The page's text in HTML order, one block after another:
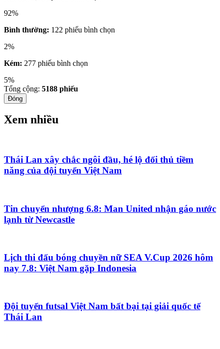
92%
Bình thường: 122 phiếu bình chọn
2%
Kém: 277 phiếu bình chọn
5%
Tổng cộng: 5188 phiếu
Đóng
Xem nhiều
Thái Lan xây chắc ngôi đầu, hé lộ đối thủ tiềm
năng của đội tuyển Việt Nam
Tin chuyển nhượng 6.8: Man United nhận gáo nước
lạnh từ Newcastle
Lịch thi đấu bóng chuyền nữ SEA V.Cup 2026 hôm
nay 7.8: Việt Nam gặp Indonesia
Đội tuyển futsal Việt Nam bất bại tại giải quốc tế
Thái Lan